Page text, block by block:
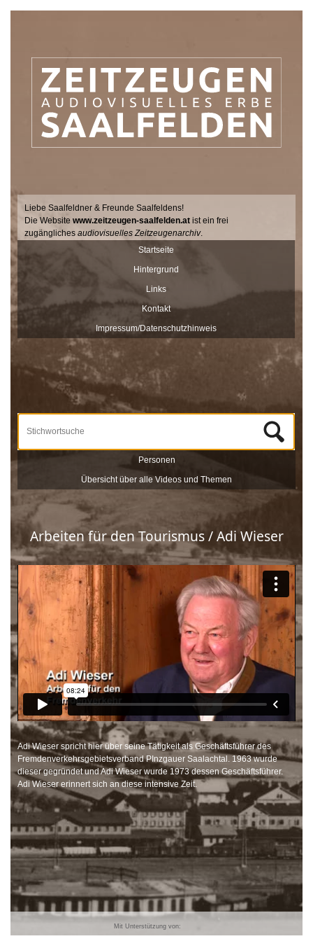
Liebe Saalfeldner & Freunde Saalfeldens!
Die Websitewww.zeitzeugen-saalfelden.at ist ein frei
zugänglichesaudiovisuelles Zeitzeugenarchiv.
Seit 2017 sucht der Filmemacher Thomas Junker gemeinsam mit
Stadtgemeinde Saalfelden Zeitzeugen auf hält ihre Geschichten
und Erinnerungen mit der Videokamera fest.
Diese Interviews werden Stück für Stück auf dieser Seite
Zeitzeugen durchsuchbar.
Unterstützt werden die Dreharbeiten und das Onlineportale vom
Museum Schloss Ritzen und der
LEADER
-Förderung der
Europäischen Union. Mit dieser Sammlung von
Zeitzeugeninterviews wird das kulturelle und gesellschaftliche Erbe
Saalfeldens lebendig gehalten, sprich die Geschichte Saalfeldens.
Wir bedanken uns bei allen Beteiligten, die zur Umsetzung dieses
Projektes beigetragen haben!
Startseite
Hintergrund
Links
Kontakt
Impressum/Datenschutzhinweis
Personen
Übersicht über alle Videos und Themen
Arbeiten für den Tourismus / Adi Wieser
Adi Wieser spricht hier über seine Tätigkeit als Geschäftsführer des
Fremdenverkehrsgebietsverband PInzgauer Saalachtal. 1963 wurde
dieser gegründet und Adi Wieser wurde 1973 dessen Geschäftsführer.
Adi Wieser erinnert sich an diese intensive Zeit.
Mit Unterstützung von: